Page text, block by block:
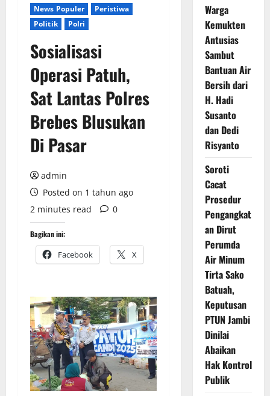
News Populer
Peristiwa
Politik
Polri
Sosialisasi
Operasi Patuh,
Sat Lantas Polres
Brebes Blusukan
Di Pasar
admin
Posted on 1 tahun ago
2 minutes read
0
Bagikan ini:
Facebook X
Warga
Kemukten
Antusias
Sambut
Bantuan Air
Bersih dari
H. Hadi
Susanto
dan Dedi
Risyanto
Soroti
Cacat
Prosedur
Pengangkat
an Dirut
Perumda
Air Minum
Tirta Sako
Batuah,
Keputusan
PTUN Jambi
Dinilai
Abaikan
Hak Kontrol
Publik